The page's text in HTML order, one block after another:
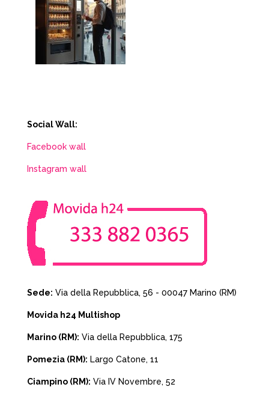
Social Wall:
Facebook wall
Instagram wall
Sede: Via della Repubblica, 56 - 00047 Marino (RM)
Movida h24 Multishop
Marino (RM): Via della Repubblica, 175
Pomezia (RM): Largo Catone, 11
Ciampino (RM): Via IV Novembre, 52